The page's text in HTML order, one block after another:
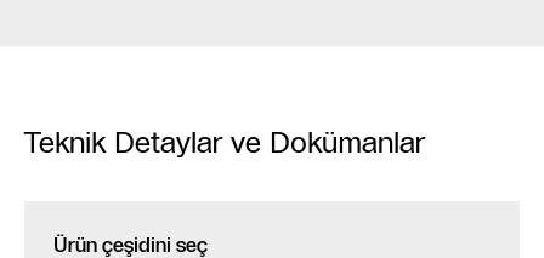
Teknik Detaylar ve Dokümanlar
Ürün çeşidini seç